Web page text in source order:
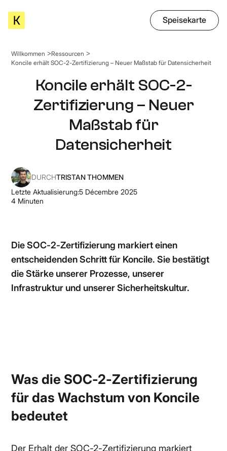
Speisekarte
Willkommen
Ressourcen
Koncile erhält SOC-2-Zertifizierung – Neuer Maßstab für Datensicherheit
Koncile erhält SOC-2-
Zertifizierung – Neuer
Maßstab für
Datensicherheit
DURCHTRISTAN THOMMEN
Letzte Aktualisierung:5 Décembre 2025
4 Minuten
Die SOC-2-Zertifizierung markiert einen
entscheidenden Schritt für Koncile. Sie bestätigt
die Stärke unserer Prozesse, unserer
Infrastruktur und unserer Sicherheitskultur.
Was die SOC-2-Zertifizierung
für das Wachstum von Koncile
bedeutet
Der Erhalt der SOC-2-Zertifizierung markiert